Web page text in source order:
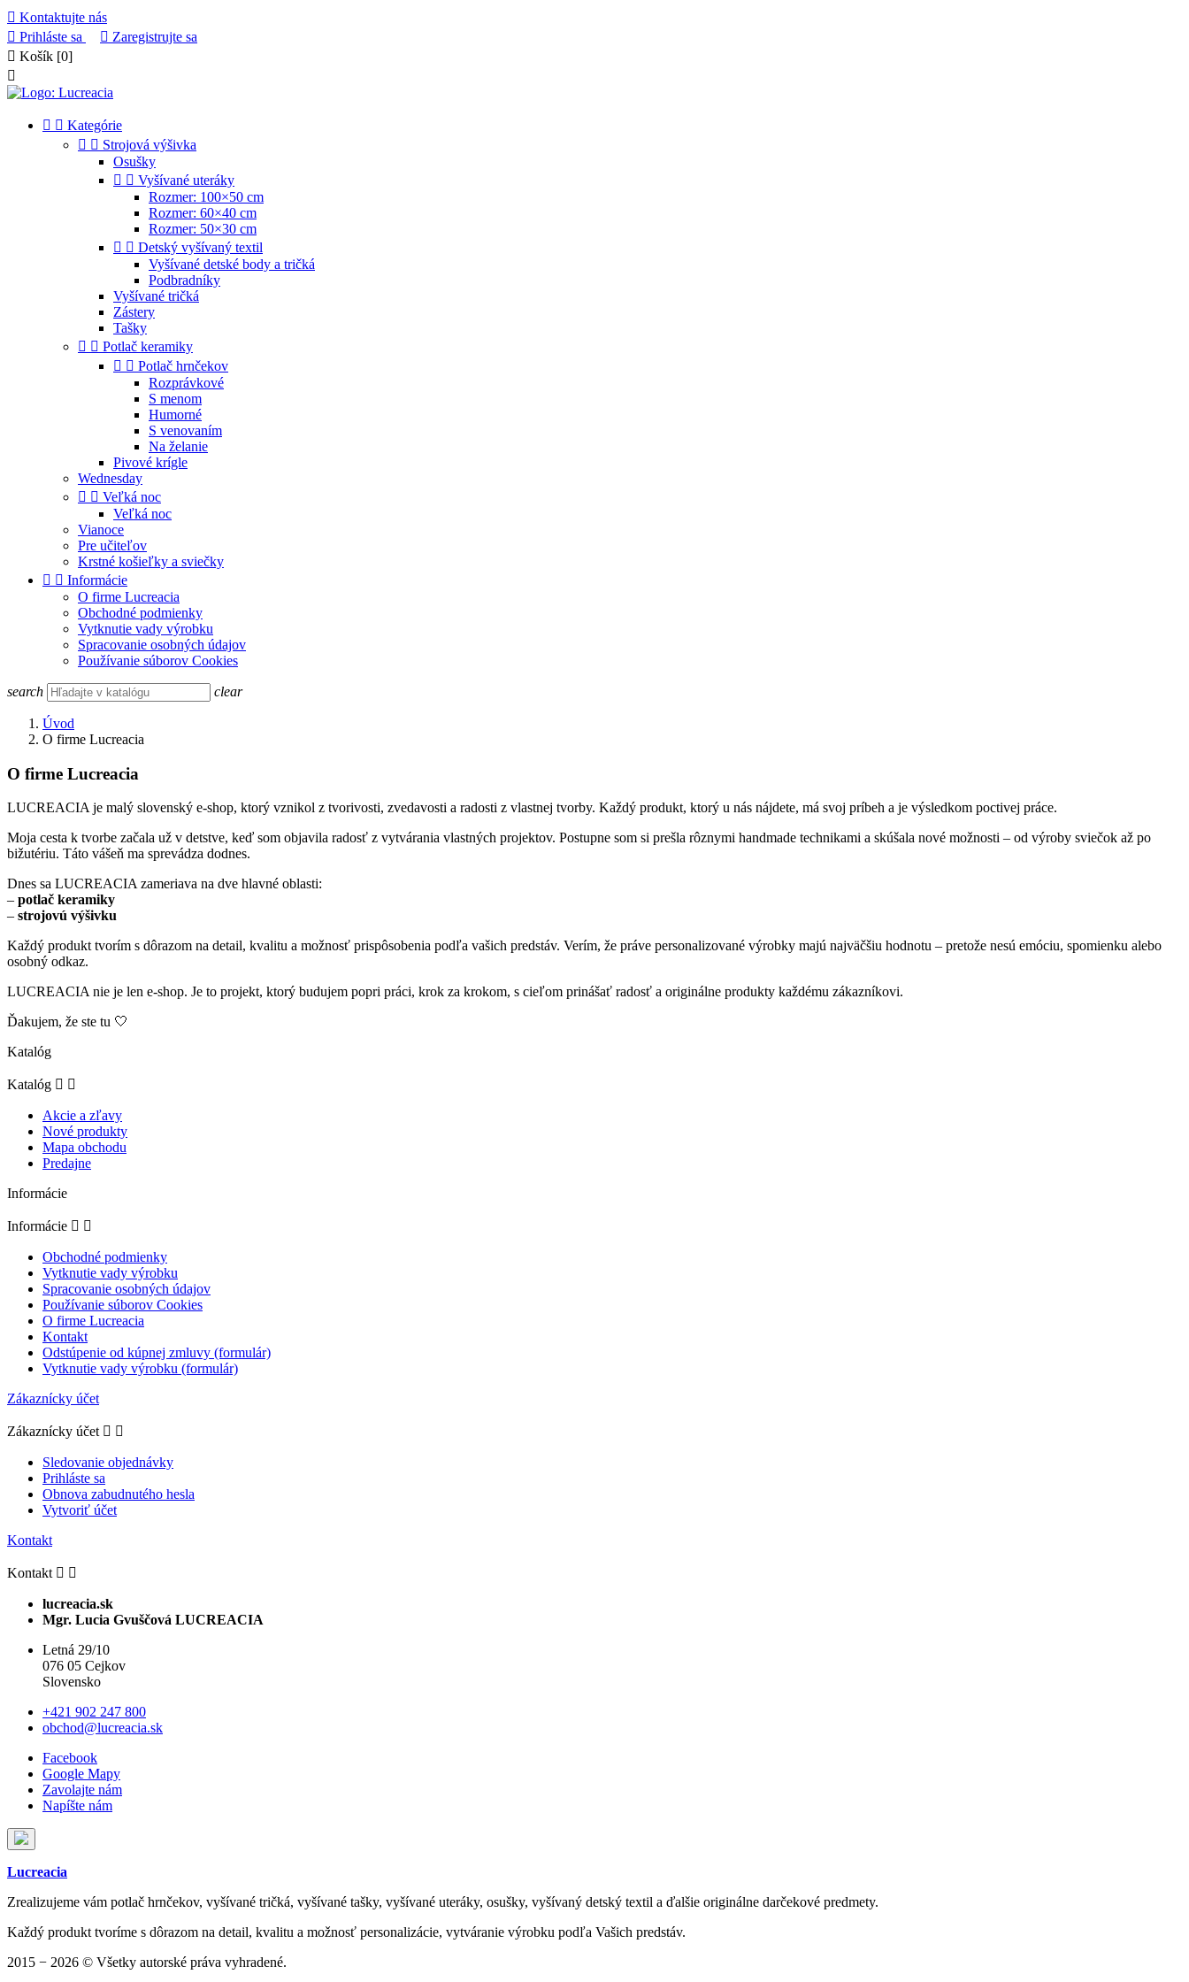
 Kontaktujte nás
 Prihláste sa  Zaregistrujte sa
 Košík [0]

  Kategórie
  Strojová výšivka
Osušky
  Vyšívané uteráky
Rozmer: 100×50 cm
Rozmer: 60×40 cm
Rozmer: 50×30 cm
  Detský vyšívaný textil
Vyšívané detské body a tričká
Podbradníky
Vyšívané tričká
Zástery
Tašky
  Potlač keramiky
  Potlač hrnčekov
Rozprávkové
S menom
Humorné
S venovaním
Na želanie
Pivové krígle
Wednesday
  Veľká noc
Veľká noc
Vianoce
Pre učiteľov
Krstné košieľky a sviečky
  Informácie
O firme Lucreacia
Obchodné podmienky
Vytknutie vady výrobku
Spracovanie osobných údajov
Používanie súborov Cookies
search clear
Úvod
O firme Lucreacia
O firme Lucreacia
LUCREACIA je malý slovenský e-shop, ktorý vznikol z tvorivosti, zvedavosti a radosti z vlastnej tvorby. Každý produkt, ktorý u nás nájdete, má svoj príbeh a je výsledkom poctivej práce.
Moja cesta k tvorbe začala už v detstve, keď som objavila radosť z vytvárania vlastných projektov. Postupne som si prešla rôznymi handmade technikami a skúšala nové možnosti – od výroby sviečok až po
bižutériu. Táto vášeň ma sprevádza dodnes.
Dnes sa LUCREACIA zameriava na dve hlavné oblasti:
– potlač keramiky
– strojovú výšivku
Každý produkt tvorím s dôrazom na detail, kvalitu a možnosť prispôsobenia podľa vašich predstáv. Verím, že práve personalizované výrobky majú najväčšiu hodnotu – pretože nesú emóciu, spomienku alebo
osobný odkaz.
LUCREACIA nie je len e-shop. Je to projekt, ktorý budujem popri práci, krok za krokom, s cieľom prinášať radosť a originálne produkty každému zákazníkovi.
Ďakujem, že ste tu 🤍
Katalóg
Katalóg  
Akcie a zľavy
Nové produkty
Mapa obchodu
Predajne
Informácie
Informácie  
Obchodné podmienky
Vytknutie vady výrobku
Spracovanie osobných údajov
Používanie súborov Cookies
O firme Lucreacia
Kontakt
Odstúpenie od kúpnej zmluvy (formulár)
Vytknutie vady výrobku (formulár)
Zákaznícky účet
Zákaznícky účet  
Sledovanie objednávky
Prihláste sa
Obnova zabudnutého hesla
Vytvoriť účet
Kontakt
Kontakt  
lucreacia.sk
Mgr. Lucia Gvuščová LUCREACIA
Letná 29/10
076 05 Cejkov
Slovensko
+421 902 247 800
obchod@lucreacia.sk
Facebook
Google Mapy
Zavolajte nám
Napíšte nám
Lucreacia
Zrealizujeme vám potlač hrnčekov, vyšívané tričká, vyšívané tašky, vyšívané uteráky, osušky, vyšívaný detský textil a ďalšie originálne darčekové predmety.
Každý produkt tvoríme s dôrazom na detail, kvalitu a možnosť personalizácie, vytváranie výrobku podľa Vašich predstáv.
2015 − 2026 © Všetky autorské práva vyhradené.